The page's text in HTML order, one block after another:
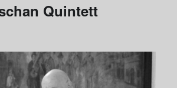
Quintett